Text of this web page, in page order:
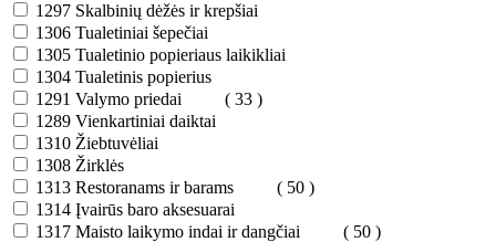
1297 Skalbinių dėžės ir krepšiai
1306 Tualetiniai šepečiai
1305 Tualetinio popieriaus laikikliai
1304 Tualetinis popierius
1291 Valymo priedai
( 33 )
1289 Vienkartiniai daiktai
1310 Žiebtuvėliai
1308 Žirklės
1313 Restoranams ir barams
( 50 )
1314 Įvairūs baro aksesuarai
1317 Maisto laikymo indai ir dangčiai
( 50 )